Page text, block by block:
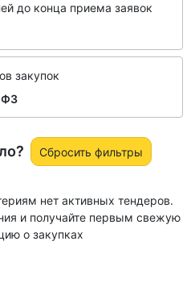
до конца приема заявок
закупок
ФЗ
Сбросить фильтры
нет активных тендеров.
и получайте первым свежую
о закупках